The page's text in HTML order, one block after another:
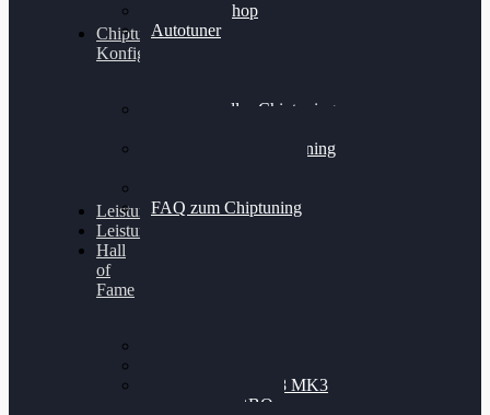
Alientech Shop
Autotuner
Chiptuning
Konfigurator
Professionelles Chiptuning
Professionelles Chiptuning
FAQ zum Chiptuning
Leistungsmessung
Leistungsprüfstand
Hall
of
Fame
Nissan GT-R35 3.8 MK3
V6 TWINTURBO